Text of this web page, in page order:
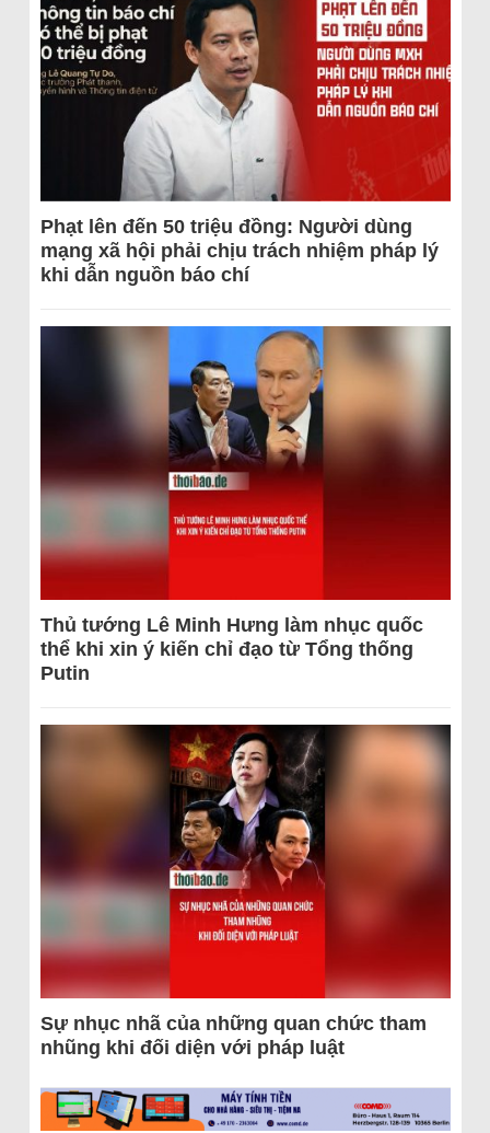
Phạt lên đến 50 triệu đồng: Người dùng
mạng xã hội phải chịu trách nhiệm pháp lý
khi dẫn nguồn báo chí
Thủ tướng Lê Minh Hưng làm nhục quốc
thể khi xin ý kiến chỉ đạo từ Tổng thống
Putin
Sự nhục nhã của những quan chức tham
nhũng khi đối diện với pháp luật